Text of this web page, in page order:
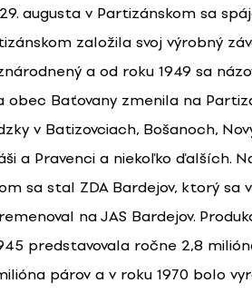
augusta v Partizánskom sa
založila svoj výrobný
a od roku 1949 sa
obec Baťovany zmenila na
v Batizovciach, Bošanoch,
a Pravenci a niekoľko ďalších.
sa stal ZDA Bardejov, ktorý sa
na JAS Bardejov.
predstavovala ročne 2,8
párov a v roku 1970 bolo